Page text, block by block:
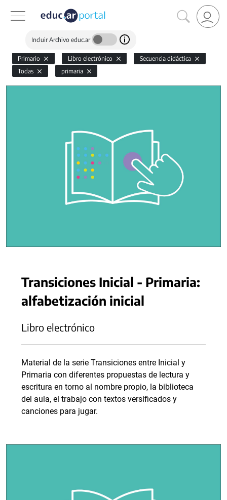
Incluir Archivo educ.ar
Primario Libro electrónico
Secuencia didáctica
Todas
primaria
Transiciones Inicial - Primaria:
alfabetización inicial
Libro electrónico
Material de la serie Transiciones entre Inicial y
Primaria con diferentes propuestas de lectura y
escritura en torno al nombre propio, la biblioteca
del aula, el trabajo con textos versificados y
canciones para jugar.